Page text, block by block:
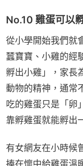
No.10 雞蛋可以
從小學開始我們就
蠶寶寶、小雞的經
孵出小雞」，家長
動物的精神，通常
吃的雞蛋只是「卵
靠孵雞蛋就能孵出
有女網友在小時候